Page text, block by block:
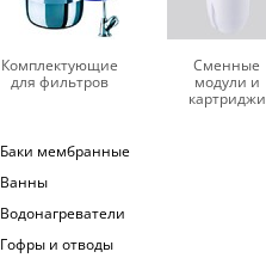
Комплектующие
для фильтров
Сменные
модули и
картриджи
Баки мембранные
Ванны
Водонагреватели
Гофры и отводы